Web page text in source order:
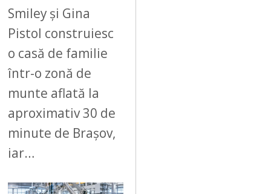
Smiley și Gina
Pistol construiesc
o casă de familie
într-o zonă de
munte aflată la
aproximativ 30 de
minute de Brașov,
iar…